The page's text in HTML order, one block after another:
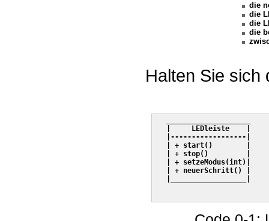
die
die
die
die
Halten Sie sich
   |     LEDleiste    |
   |------------------|
   | + start()        |
   | + stop()         |
   | + setzeModus(int)|
   | + neuerSchritt() |